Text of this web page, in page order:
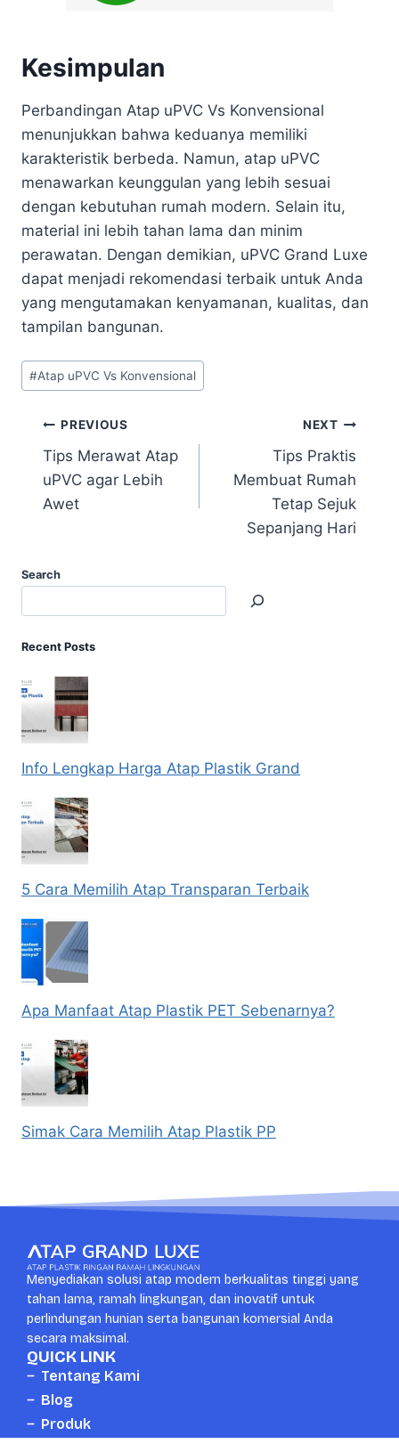
Kesimpulan
Perbandingan Atap uPVC Vs Konvensional
menunjukkan bahwa keduanya memiliki
karakteristik berbeda. Namun, atap uPVC
menawarkan keunggulan yang lebih sesuai
dengan kebutuhan rumah modern. Selain itu,
material ini lebih tahan lama dan minim
perawatan. Dengan demikian, uPVC Grand Luxe
dapat menjadi rekomendasi terbaik untuk Anda
yang mengutamakan kenyamanan, kualitas, dan
tampilan bangunan.
#Atap uPVC Vs Konvensional
PREVIOUS
Tips Merawat Atap
uPVC agar Lebih
Awet
NEXT
Tips Praktis
Membuat Rumah
Tetap Sejuk
Sepanjang Hari
Search
Recent Posts
Info Lengkap Harga Atap Plastik Grand
5 Cara Memilih Atap Transparan Terbaik
Apa Manfaat Atap Plastik PET Sebenarnya?
Simak Cara Memilih Atap Plastik PP
Menyediakan solusi atap modern berkualitas tinggi yang
tahan lama, ramah lingkungan, dan inovatif untuk
perlindungan hunian serta bangunan komersial Anda
secara maksimal.
QUICK LINK
Tentang Kami
Blog
Produk